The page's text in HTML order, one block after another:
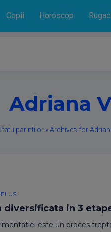
Copii Horoscop
Adriana
»Archives for
in 3
este un proces